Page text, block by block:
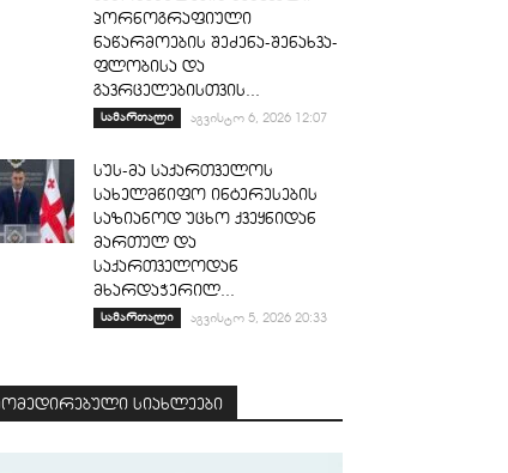
პორნოგრაფიული
ნაწარმოების შეძენა-შენახვა-
ფლობისა და
გავრცელებისთვის...
სამართალი აგვისტო 6, 2026 12:07
სუს-მა საქართველოს
სახელმწიფო ინტერესების
საზიანოდ უცხო ქვეყნიდან
მართულ და
საქართველოდან
მხარდაჭერილ...
სამართალი აგვისტო 5, 2026 20:33
სიახლეები